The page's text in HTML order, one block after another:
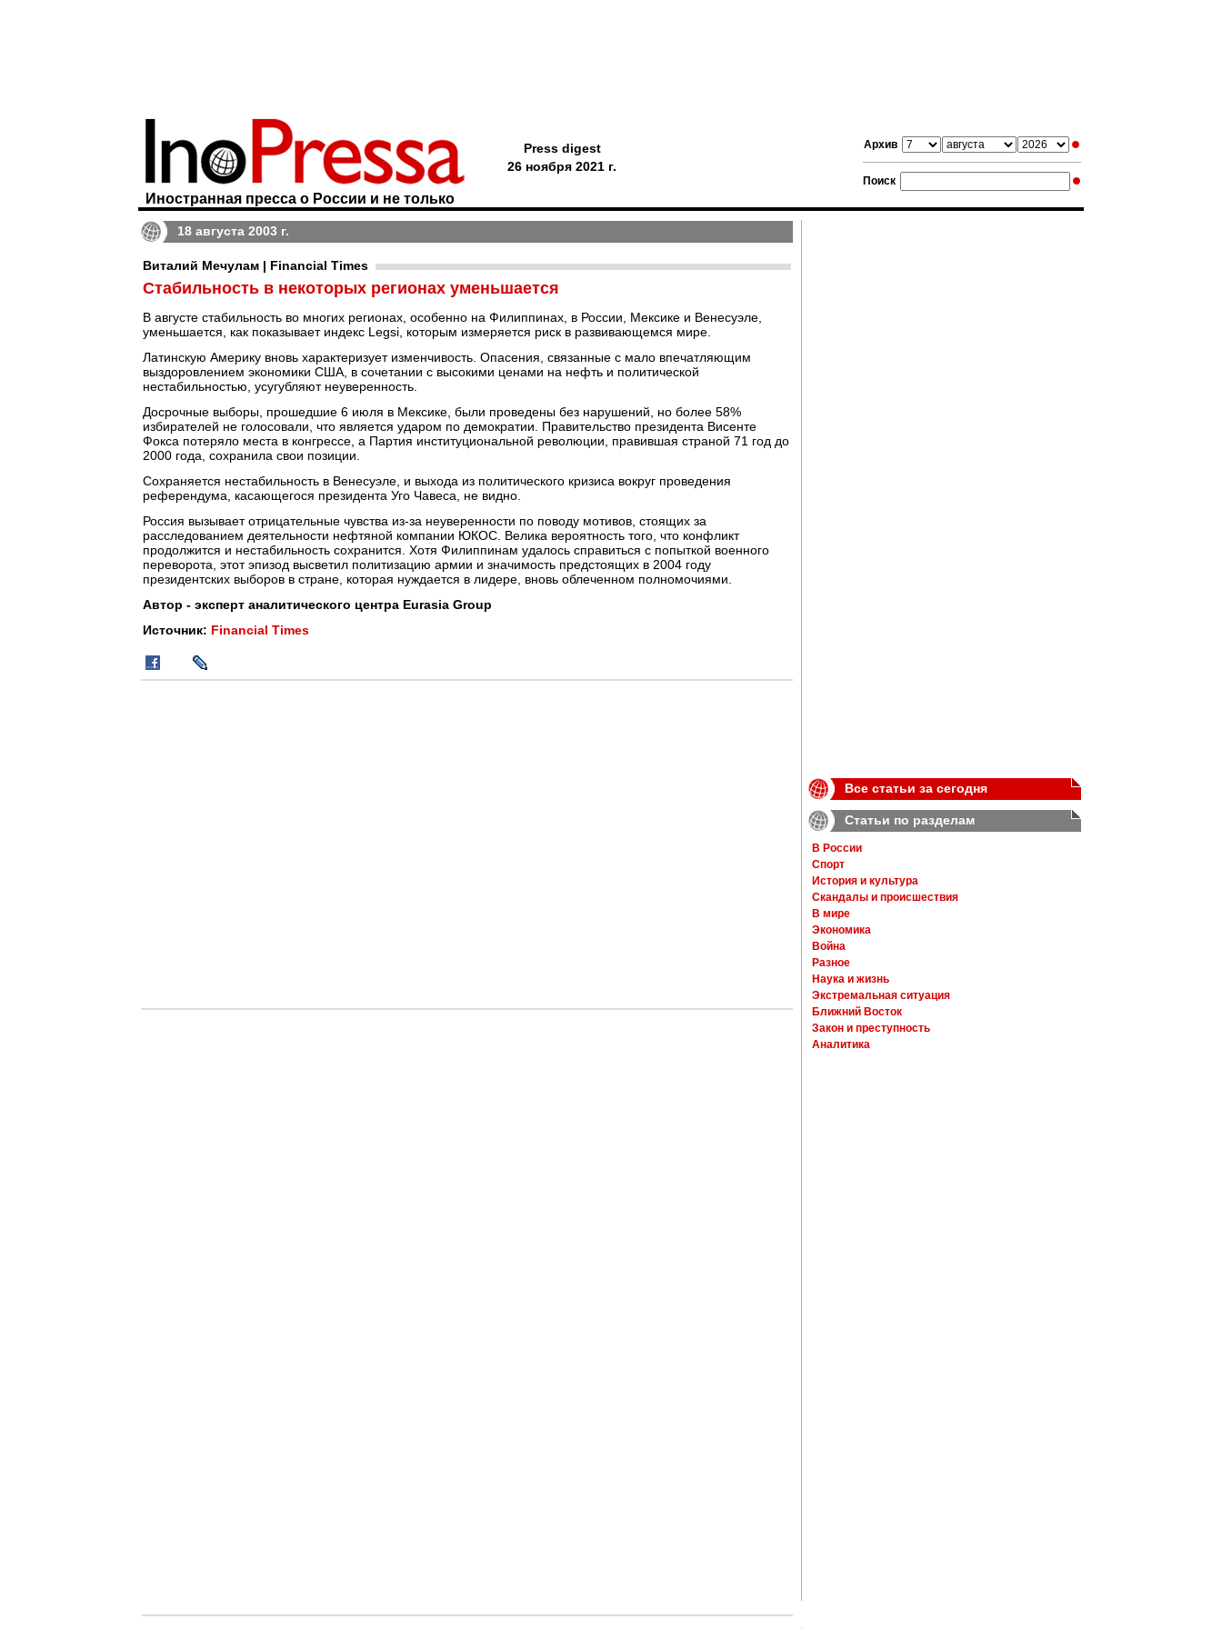
Архив
Поиск
Иностранная пресса о России и не только
Press digest
26 ноября 2021 г.
18 августа 2003 г.
Виталий Мечулам | Financial Times
Стабильность в некоторых регионах уменьшается
В августе стабильность во многих регионах, особенно на Филиппинах, в России, Мексике и Венесуэле,
уменьшается, как показывает индекс Legsi, которым измеряется риск в развивающемся мире.
Латинскую Америку вновь характеризует изменчивость. Опасения, связанные с мало впечатляющим
выздоровлением экономики США, в сочетании с высокими ценами на нефть и политической
нестабильностью, усугубляют неуверенность.
Досрочные выборы, прошедшие 6 июля в Мексике, были проведены без нарушений, но более 58%
избирателей не голосовали, что является ударом по демократии. Правительство президента Висенте
Фокса потеряло места в конгрессе, а Партия институциональной революции, правившая страной 71 год до
2000 года, сохранила свои позиции.
Сохраняется нестабильность в Венесуэле, и выхода из политического кризиса вокруг проведения
референдума, касающегося президента Уго Чавеса, не видно.
Россия вызывает отрицательные чувства из-за неуверенности по поводу мотивов, стоящих за
расследованием деятельности нефтяной компании ЮКОС. Велика вероятность того, что конфликт
продолжится и нестабильность сохранится. Хотя Филиппинам удалось справиться с попыткой военного
переворота, этот эпизод высветил политизацию армии и значимость предстоящих в 2004 году
президентских выборов в стране, которая нуждается в лидере, вновь облеченном полномочиями.
Автор - эксперт аналитического центра Eurasia Group
Источник: Financial Times
Все статьи за сегодня
Статьи по разделам
В России
Спорт
История и культура
Скандалы и происшествия
В мире
Экономика
Война
Разное
Наука и жизнь
Экстремальная ситуация
Ближний Восток
Закон и преступность
Аналитика